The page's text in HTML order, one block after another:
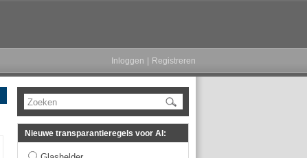
Inloggen Registreren
Zoeken
Nieuwe transparantieregels voor AI: